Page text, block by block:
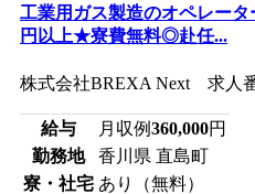
工業用ガス製造のオペレー
円以上★寮費無料◎赴任...
株式会社BREXA Next 求人
給与 月収例360,000円
勤務地
香川県 直島町
寮・社宅 あり（無料）